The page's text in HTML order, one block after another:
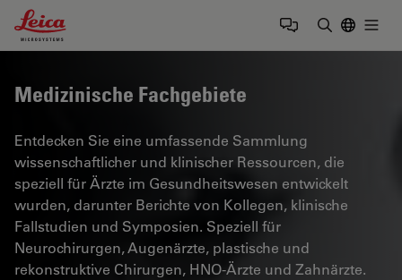
Leica Microsystems Logo
Medizinische Fachgebiete
Entdecken Sie eine umfassende Sammlung
wissenschaftlicher und klinischer Ressourcen, die
speziell für Ärzte im Gesundheitswesen entwickelt
wurden, darunter Berichte von Kollegen, klinische
Fallstudien und Symposien. Speziell für
Neurochirurgen, Augenärzte, plastische und
rekonstruktive Chirurgen, HNO-Ärzte und Zahnärzte.